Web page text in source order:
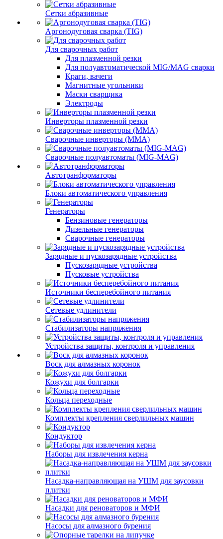
Сетки абразивные
Аргонодуговая сварка (TIG)
Для сварочных работ
Для плазменной резки
Для полуавтоматической MIG/MAG сварки
Краги, вачеги
Магнитные угольники
Маски сварщика
Электроды
Инверторы плазменной резки
Сварочные инверторы (MMA)
Сварочные полуавтоматы (MIG-MAG)
Автотранформаторы
Блоки автоматического управления
Генераторы
Бензиновые генераторы
Дизельные генераторы
Сварочные генераторы
Зарядные и пускозарядные устройства
Пускозарядные устройства
Пусковые устройства
Источники бесперебойного питания
Сетевые удлинители
Стабилизаторы напряжения
Устройства защиты, контроля и управления
Воск для алмазных коронок
Кожухи для болгарки
Кольца переходные
Комплекты крепления сверлильных машин
Кондуктор
Наборы для извлечения керна
Насадка-направляющая на УШМ для заусовки
плитки
Насадки для реноваторов и МФИ
Насосы для алмазного бурения